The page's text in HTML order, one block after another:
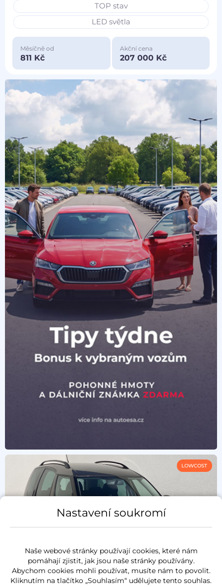
TOP stav
LED světla
Měsíčně od
811 Kč
Akční cena
207 000 Kč
LOWCOST
Nastavení soukromí
Naše webové stránky používají cookies, které nám
pomáhají zjistit, jak jsou naše stránky používány.
Abychom cookies mohli používat, musíte nám to povolit.
Kliknutím na tlačítko „Souhlasím“ udělujete tento souhlas.